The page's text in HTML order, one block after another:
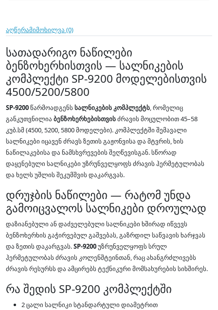
აღწერამიმოხილვა (0)
სათადარიგო ნაწილები
ბენზოხერხისთვის — სალნიკების
კომპლექტი SP-9200 მოდელებისთვის
4500/5200/5800
SP-9200წარმოადგენს სალნიკების კომპლექტს, რომელიც
განკუთვნილია ბენზოხერხებისთვისძრავის მოცულობით 45–58
კუბ.სმ (4500, 5200, 5800 მოდელები). კომპლექტში შემავალი
სალნიკები იცავენ ძრავს ზეთის გაჟონვისა და მტვრის, ხის
ნაწილაკებისა და ნამსხვრევების შეღწევისგან. სწორად
დაყენებული სალნიკები უზრუნველყოფს ძრავის ჰერმეტულობას
და ხელს უშლის შეკუმშვის დაკარგვას.
დრუჯბის ნაწილები — რატომ უნდა
გამოიცვალოს სალნიკები დროულად
დაზიანებული ან დაძველებული სალნიკები ხშირად იწვევს
ბენზოხერხის გაჭირვებულ გაშვებას, გაზრდილ საწვავის ხარჯვას
და ზეთის დაკარგვას.SP-9200უზრუნველყოფს სრულ
ჰერმეტულობას ძრავის კოლენშტეინთან, რაც ახანგრძლივებს
ძრავის რესურსს და ამცირებს ტექნიკური მომსახურების სიხშირეს.
რა შედის SP-9200 კომპლექტში
2 ცალი სალნიკი სტანდარტული დიამეტრით